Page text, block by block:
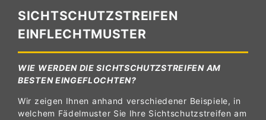
SICHTSCHUTZSTREIFEN
EINFLECHTMUSTER
WIE WERDEN DIE SICHTSCHUTZSTREIFEN AM
BESTEN EINGEFLOCHTEN?
Wir zeigen Ihnen anhand verschiedener Beispiele, in
welchem Fädelmuster Sie Ihre Sichtschutzstreifen am